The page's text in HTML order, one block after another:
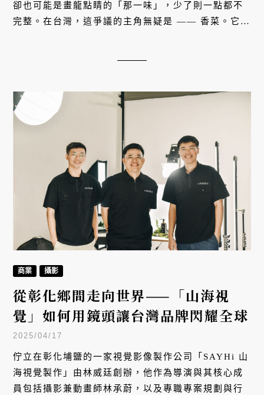
卻也可能是畫龍點睛的「那一味」，少了則一點都不
完整。在台灣，這爭議的主角無疑是 —— 香菜。它不
商業 攝影
從彰化鄉間走向世界——「山海視
覺」如何用鏡頭讓台灣品牌閃耀全球
2025/04/17
佇立在彰化埔鹽的一家視覺影像製作公司「SAYHi 山
海視覺製作」由林威廷創辦，他作為導演與其核心成
員包括攝影兼動畫師林承蔚，以及專職專案規劃與行